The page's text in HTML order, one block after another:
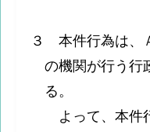
３ 本件行為は、
の機関が行う行
る。
よって、本件